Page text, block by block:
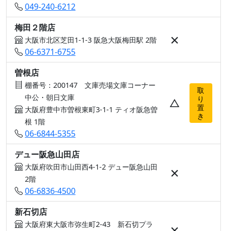
049-240-6212
梅田２階店
大阪市北区芝田1-1-3 阪急大阪梅田駅 2階
06-6371-6755
×
曽根店
棚番号：200147 文庫売場文庫コーナー
中公・朝日文庫
大阪府豊中市曽根東町3-1-1 ティオ阪急曽
根 1階
06-6844-5355
△
取
り
置
き
デュー阪急山田店
大阪府吹田市山田西4-1-2 デュー阪急山田
2階
06-6836-4500
×
新石切店
大阪府東大阪市弥生町2-43 新石切プラ